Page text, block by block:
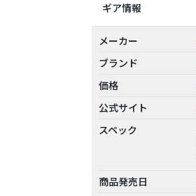
ギア情報
メーカー
ブランド
価格
公式サイト
スペック
商品発売日